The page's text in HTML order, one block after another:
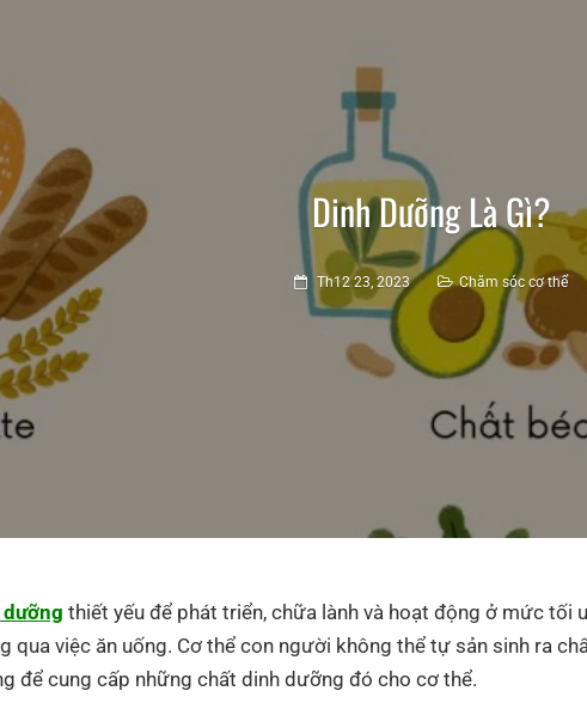
Dinh Dưỡng Là Gì?
Th12 23, 2023 Chăm sóc cơ thể
thiết yếu để phát triển, chữa lành và hoạt động ở mức tối
qua việc ăn uống. Cơ thể con người không thể tự sản sinh ra
để cung cấp những chất dinh dưỡng đó cho cơ thể.